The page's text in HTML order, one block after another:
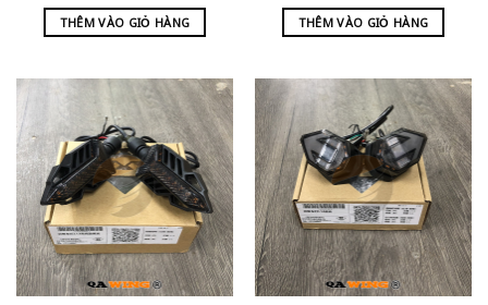
THÊM VÀO GIỎ HÀNG THÊM VÀO GIỎ HÀNG